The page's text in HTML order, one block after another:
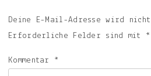
Deine E-Mail-Adresse wird
Erforderliche Felder sind mit *
Kommentar *